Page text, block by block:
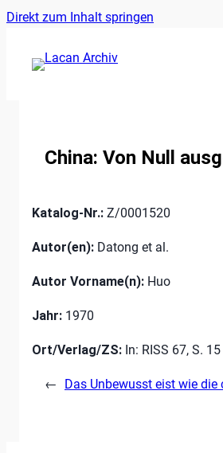
Direkt zum Inhalt springen
China: Von Null
Katalog-Nr.: Z/0001520
Autor(en): Datong et al.
Autor Vorname(n): Huo
Jahr: 1970
Ort/Verlag/ZS: In: RISS 67, S.
← Das Unbewusst eist wie